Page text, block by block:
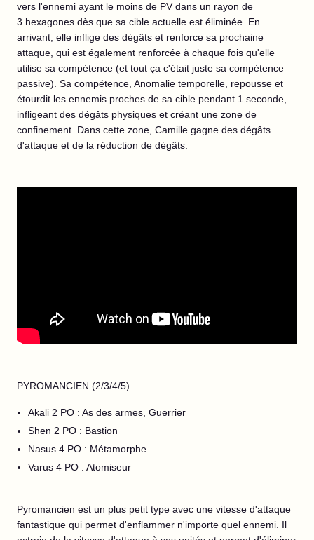
vers l'ennemi ayant le moins de PV dans un rayon de
3 hexagones dès que sa cible actuelle est éliminée. En
arrivant, elle inflige des dégâts et renforce sa prochaine
attaque, qui est également renforcée à chaque fois qu'elle
utilise sa compétence (et tout ça c'était juste sa compétence
passive). Sa compétence, Anomalie temporelle, repousse et
étourdit les ennemis proches de sa cible pendant 1 seconde,
infligeant des dégâts physiques et créant une zone de
confinement. Dans cette zone, Camille gagne des dégâts
d'attaque et de la réduction de dégâts.
PYROMANCIEN (2/3/4/5)
Akali 2 PO : As des armes, Guerrier
Shen 2 PO : Bastion
Nasus 4 PO : Métamorphe
Varus 4 PO : Atomiseur
Pyromancien est un plus petit type avec une vitesse d'attaque
fantastique qui permet d'enflammer n'importe quel ennemi. Il